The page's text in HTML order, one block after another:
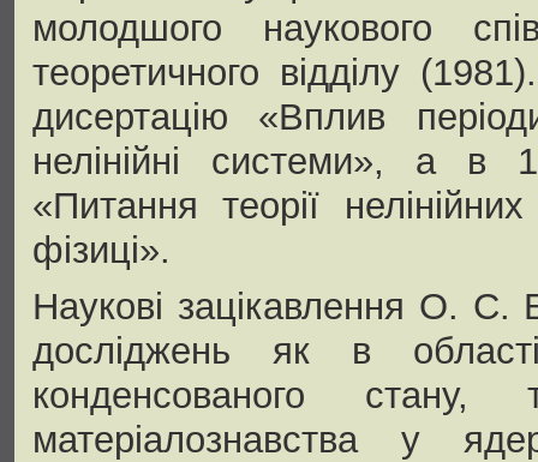
молодшого наукового
теоретичного відділу
дисертацію «Вплив
нелінійні системи», а в
«Питання теорії
фізиці».
Наукові зацікавлення О. С.
досліджень як в
конденсованого
матеріалознавства у